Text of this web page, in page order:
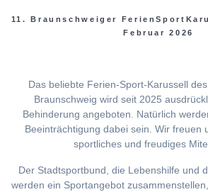
11. Braunschweiger
Februar 2026
Das beliebte Ferien-Sport-Karussell
Braunschweig wird seit 2025
Behinderung angeboten. Natürlich
Beeinträchtigung dabei sein. Wir freuen
sportliches und freudiges
Der Stadtsportbund, die Lebenshilfe und
werden ein Sportangebot